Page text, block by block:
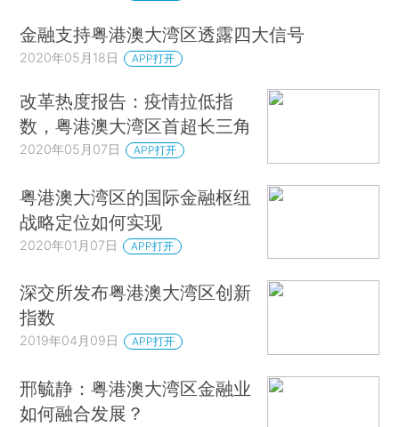
金融支持粤港澳大湾区透露四大信号
2020年05月18日 APP打开
改革热度报告：疫情拉低指
数，粤港澳大湾区首超长三角
2020年05月07日 APP打开
粤港澳大湾区的国际金融枢纽
战略定位如何实现
2020年01月07日 APP打开
深交所发布粤港澳大湾区创新
指数
2019年04月09日 APP打开
邢毓静：粤港澳大湾区金融业
如何融合发展？